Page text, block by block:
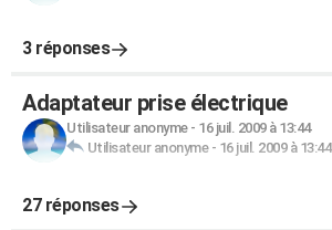
3 réponses
Adaptateur prise électrique
Utilisateur anonyme- 16 juil. 2009 à 13:44
Utilisateur anonyme- 16 juil. 2009 à 13:44
27 réponses